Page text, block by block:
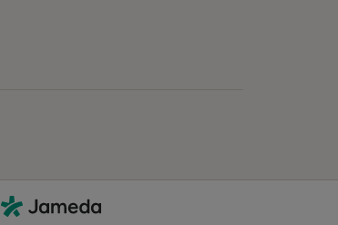
Kontakt
Jameda - Startseite